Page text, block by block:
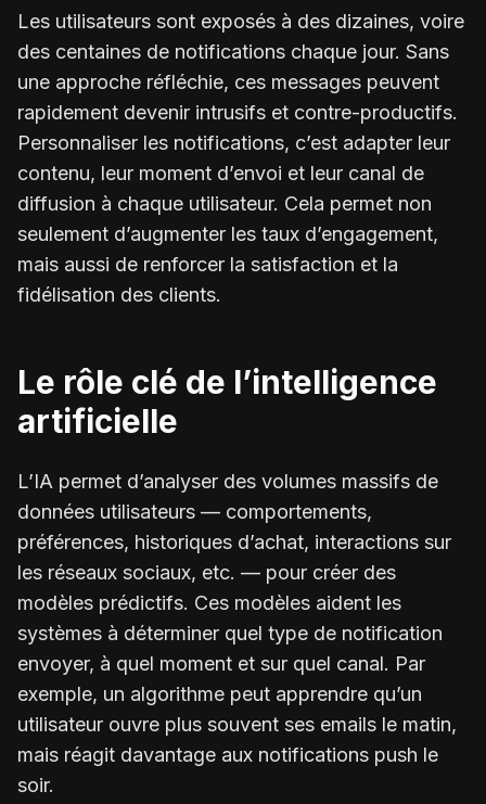
Les utilisateurs sont exposés à des dizaines, voire
des centaines de notifications chaque jour. Sans
une approche réfléchie, ces messages peuvent
rapidement devenir intrusifs et contre-productifs.
Personnaliser les notifications, c’est adapter leur
contenu, leur moment d’envoi et leur canal de
diffusion à chaque utilisateur. Cela permet non
seulement d’augmenter les taux d’engagement,
mais aussi de renforcer la satisfaction et la
fidélisation des clients.
Le rôle clé de l’intelligence
artificielle
L’IA permet d’analyser des volumes massifs de
données utilisateurs — comportements,
préférences, historiques d’achat, interactions sur
les réseaux sociaux, etc. — pour créer des
modèles prédictifs. Ces modèles aident les
systèmes à déterminer quel type de notification
envoyer, à quel moment et sur quel canal. Par
exemple, un algorithme peut apprendre qu’un
utilisateur ouvre plus souvent ses emails le matin,
mais réagit davantage aux notifications push le
soir.